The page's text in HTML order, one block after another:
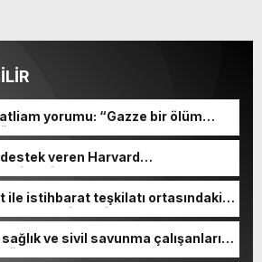
yorumu: “Gazze bir ölüm
veren Harvard
etti
ile istihbarat teşkilatı ortasındaki
derinleşti
ve sivil savunma çalışanlarını
ortaya çıktı